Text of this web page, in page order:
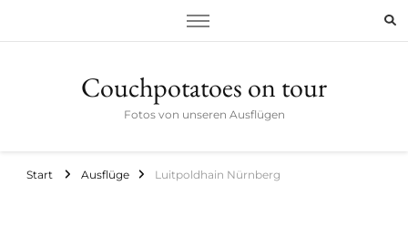
Couchpotatoes on tour
Fotos von unseren Ausflügen
Start Ausflüge Luitpoldhain Nürnberg